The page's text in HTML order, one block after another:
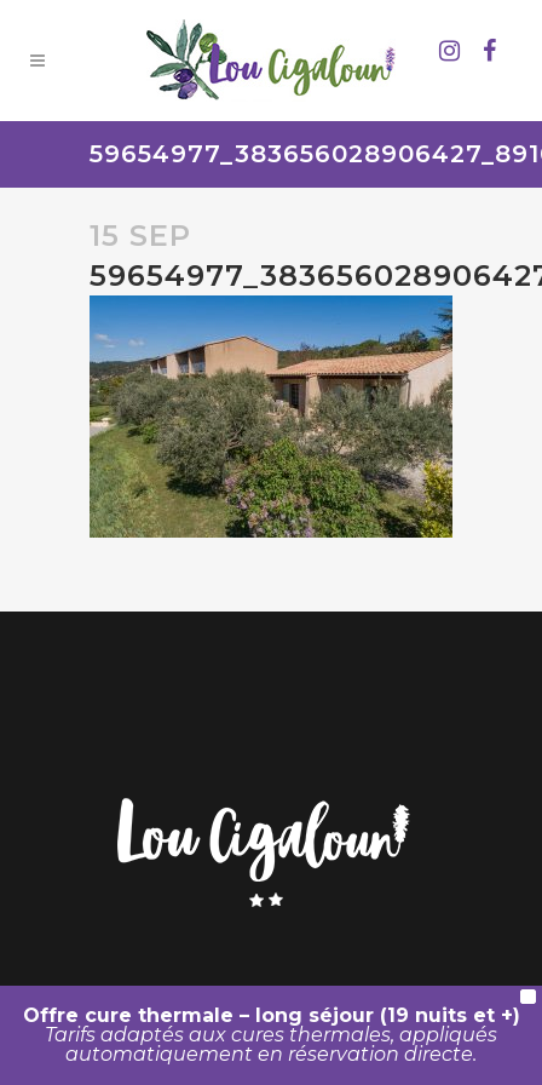
15 SEP
© Ana location |Mentions légales|Politique de confidentialité
Offre cure thermale – long séjour (19 nuits et +)
Tarifs adaptés aux cures thermales, appliqués
automatiquement en réservation directe.